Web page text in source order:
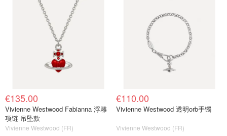
€135.00
Vivienne Westwood Fabianna 浮雕
项链 吊坠款
Vivienne Westwood (FR)
€110.00
Vivienne Westwood 透明orb手镯
Vivienne Westwood (FR)